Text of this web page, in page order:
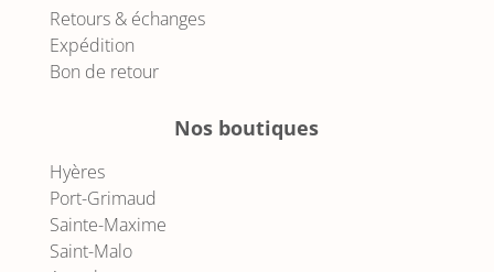
Retours & échanges
Expédition
Bon de retour
Nos boutiques
Hyères
Port-Grimaud
Sainte-Maxime
Saint-Malo